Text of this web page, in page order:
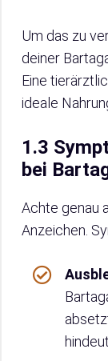
Um das zu
deiner
Eine
ideale
1.3
bei
Achte genau
Anzeichen.